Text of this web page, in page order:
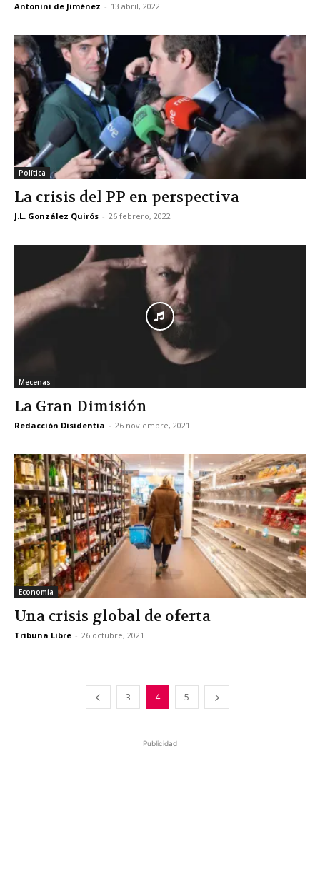
Antonini de Jiménez - 13 abril, 2022
Política
La crisis del PP en perspectiva
J.L. González Quirós - 26 febrero, 2022
Mecenas
La Gran Dimisión
Redacción Disidentia - 26 noviembre, 2021
Economía
Una crisis global de oferta
Tribuna Libre - 26 octubre, 2021
3 4 5
Publicidad